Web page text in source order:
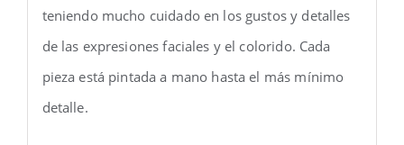
teniendo mucho cuidado en los gustos y detalles
de las expresiones faciales y el colorido. Cada
pieza está pintada a mano hasta el más mínimo
detalle.